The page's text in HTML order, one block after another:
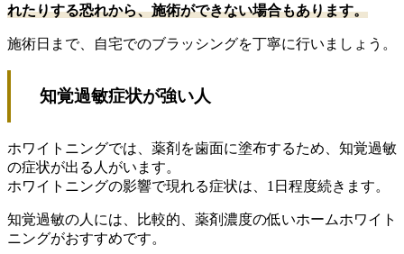
れたりする恐れから、施術ができない場合もあります。
施術日まで、自宅でのブラッシングを丁寧に行いましょう。
知覚過敏症状が強い人
ホワイトニングでは、薬剤を歯面に塗布するため、知覚過敏
の症状が出る人がいます。
ホワイトニングの影響で現れる症状は、1日程度続きます。
知覚過敏の人には、比較的、薬剤濃度の低いホームホワイト
ニングがおすすめです。